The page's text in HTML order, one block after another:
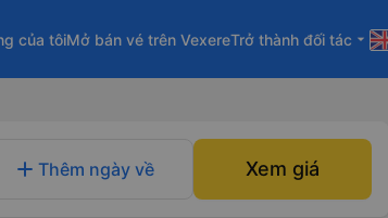
của tôiMở bán vé trên VexereTrở thành đối tác arrow_drop_down
add Thêm ngày về Xem giá